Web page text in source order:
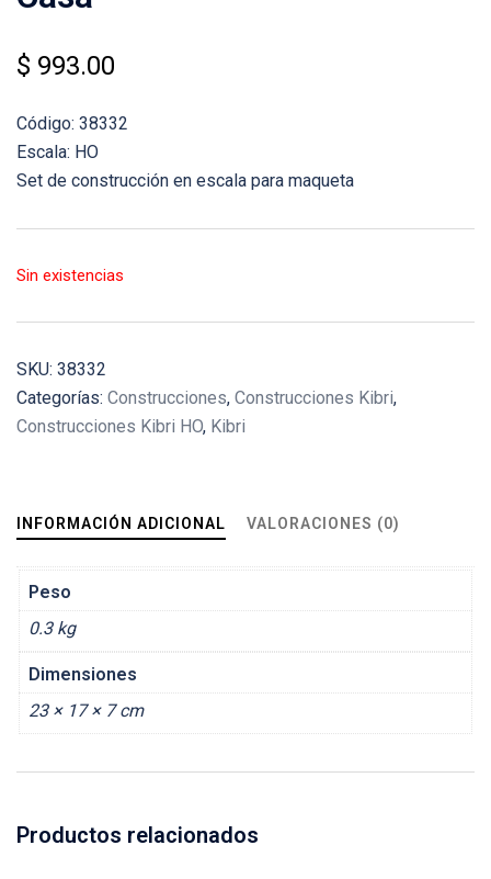
$ 993.00
Código: 38332
Escala: HO
Set de construcción en escala para maqueta
Sin existencias
SKU: 38332
Categorías: Construcciones, Construcciones Kibri,
Construcciones Kibri HO, Kibri
INFORMACIÓN ADICIONAL VALORACIONES (0)
Peso
0.3 kg
Dimensiones
23 × 17 × 7 cm
Productos relacionados